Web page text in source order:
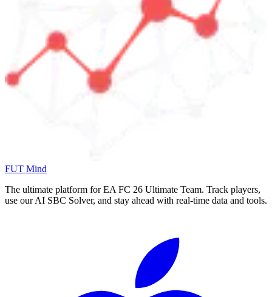
FUT Mind
The ultimate platform for EA FC 26 Ultimate Team. Track players,
use our AI SBC Solver, and stay ahead with real-time data and tools.